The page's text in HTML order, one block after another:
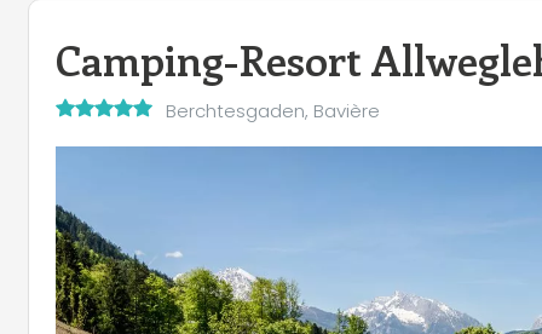
Camping-Resort
Berchtesgaden, Bavière